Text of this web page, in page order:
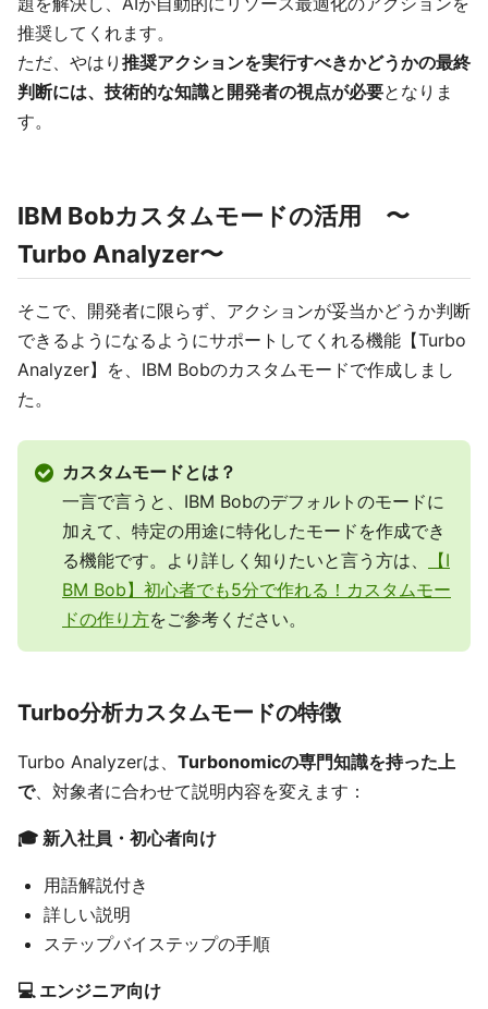
推奨してくれます。
ただ、やはり 推奨アクションを実行すべきかどうかの最終
判断には、技術的な知識と開発者の視点が必要となりま
す。
IBM Bobカスタムモードの活用 〜
Turbo Analyzer〜
そこで、開発者に限らず、アクションが妥当かどうか判断
できるようになるようにサポートしてくれる機能【Turbo
Analyzer】を、IBM Bobのカスタムモードで作成しまし
た。
カスタムモードとは？
一言で言うと、IBM Bobのデフォルトのモードに
加えて、特定の用途に特化したモードを作成でき
る機能です。より詳しく知りたいと言う方は、
【I
BM Bob】初心者でも5分で作れる！カスタムモー
ドの作り方をご参考ください。
Turbo分析カスタムモードの特徴
Turbo Analyzerは、 Turbonomicの専門知識を持った上
で、対象者に合わせて説明内容を変えます：
🎓 新入社員・初心者向け
用語解説付き
詳しい説明
ステップバイステップの手順
💻 エンジニア向け